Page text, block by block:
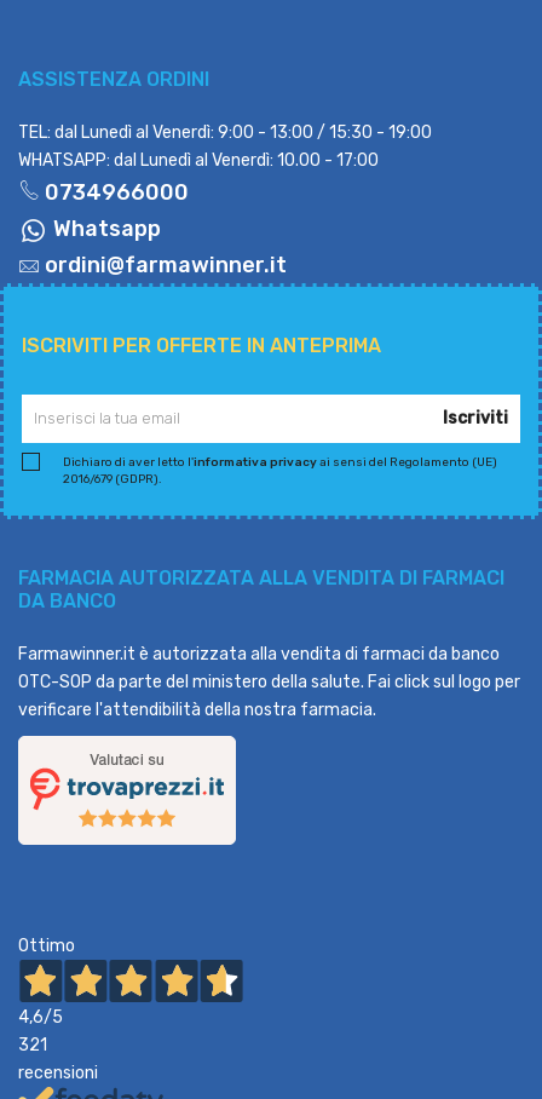
ASSISTENZA ORDINI
TEL: dal Lunedì al Venerdì: 9:00 - 13:00 / 15:30 - 19:00
WHATSAPP: dal Lunedì al Venerdì: 10.00 - 17:00
0734966000
Whatsapp
ordini@farmawinner.it
ISCRIVITI PER OFFERTE IN ANTEPRIMA
Iscriviti
Dichiaro di aver letto l'informativa privacyai sensi del Regolamento (UE)
2016/679 (GDPR).
FARMACIA AUTORIZZATA ALLA VENDITA DI FARMACI
DA BANCO
Farmawinner.it è autorizzata alla vendita di farmaci da banco
OTC-SOP da parte del ministero della salute. Fai click sul logo per
verificare l'attendibilità della nostra farmacia.
Ottimo
4,6/5
321
recensioni